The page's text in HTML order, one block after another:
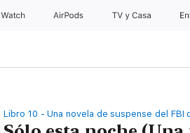
Watch AirPods TV & Casa
Libro 10 - Una novela de suspense del FBI